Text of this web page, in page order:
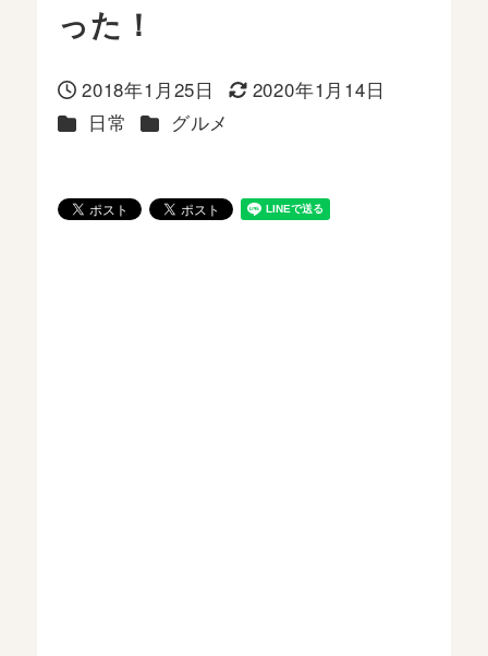
った！
投稿日
2018年1月25日
更新日
2020年1月14日
カテゴリー
日常 カテゴリー
グルメ